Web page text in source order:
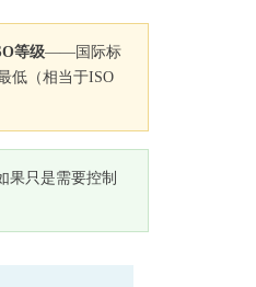
等级——国际标
低（相当于ISO
果只是需要控制